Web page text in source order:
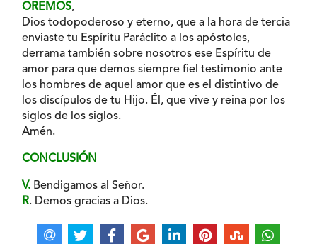
OREMOS,
Dios todopoderoso y eterno, que a la hora de tercia
enviaste tu Espíritu Paráclito a los apóstoles,
derrama también sobre nosotros ese Espíritu de
amor para que demos siempre fiel testimonio ante
los hombres de aquel amor que es el distintivo de
los discípulos de tu Hijo. Él, que vive y reina por los
siglos de los siglos.
Amén.
CONCLUSIÓN
V. Bendigamos al Señor.
R. Demos gracias a Dios.